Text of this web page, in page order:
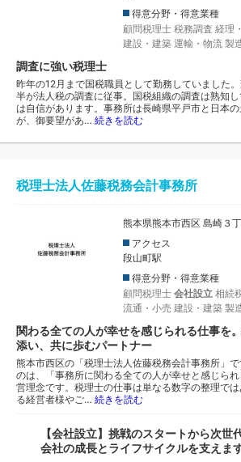
得意分野・得意業種
顧問税理士 税務調査 経理
建設・建築 運輸・物流 製
調査に強い税理士
昨年の12月まで国税職員として勤務していました
半が法人税の調査に従事。国税組織の調査は熟知
は自信があります。事務所は長崎県平戸市と日本
が、御要望があ… 続きを読む
税理士法人佐藤税務会計事務所
熊本県熊本市西区 島崎３
アクセス
段山町駅
得意分野・得意業種
顧問税理士 会社設立 相続
流通・小売 建設・建築 製
関わる全ての人が幸せを感じられる仕事を
添い、共に歩むパートナー
熊本市西区の「税理士法人佐藤税務会計事務所」
のは、「事務所に関わる全ての人が幸せと感じら
営理念です。税理士の仕事は単なる数字の整理で
る経営者様やご… 続きを読む
【会社設立】挑戦のスタートから次世
会社の成長とライフサイクルを支えま